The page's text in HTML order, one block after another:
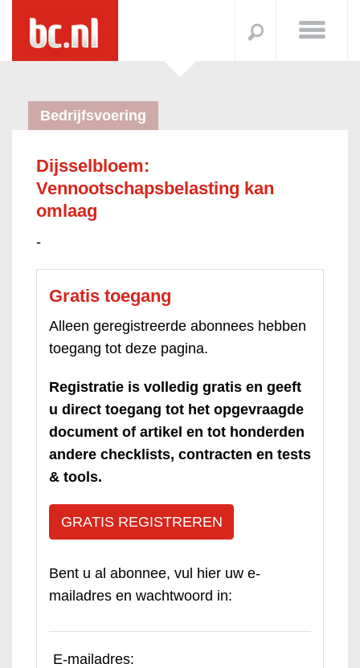
Bedrijfsvoering
Dijsselbloem:
Vennootschapsbelasting kan
omlaag
-
Gratis toegang
Alleen geregistreerde abonnees hebben
toegang tot deze pagina.
Registratie is volledig gratis en geeft
u direct toegang tot het opgevraagde
document of artikel en tot honderden
andere checklists, contracten en tests
& tools.
GRATIS REGISTREREN
Bent u al abonnee, vul hier uw e-
mailadres en wachtwoord in:
E-mailadres: